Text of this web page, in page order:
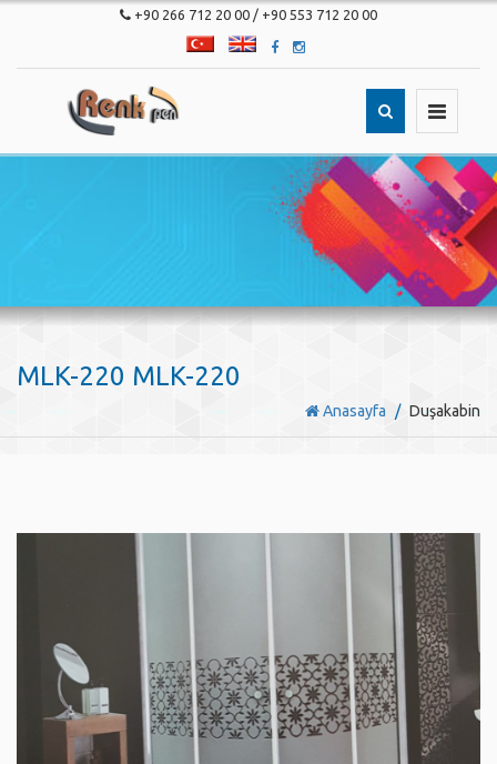
+90 266 712 20 00 / +90 553 712 20 00
Türkçe English
Toggle
navigation
MLK-220 MLK-220
Anasayfa Duşakabin